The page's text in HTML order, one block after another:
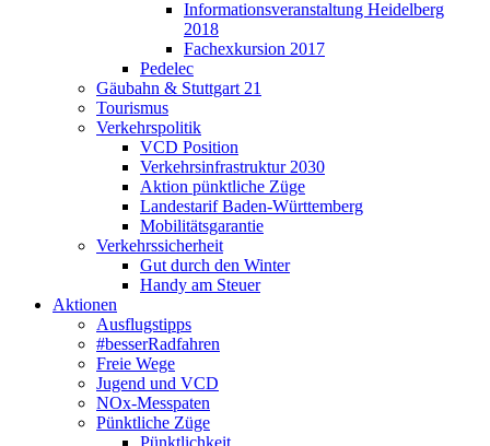
Informationsveranstaltung Heidelberg
2018
Fachexkursion 2017
Pedelec
Gäubahn & Stuttgart 21
Tourismus
Verkehrspolitik
VCD Position
Verkehrsinfrastruktur 2030
Aktion pünktliche Züge
Landestarif Baden-Württemberg
Mobilitätsgarantie
Verkehrssicherheit
Gut durch den Winter
Handy am Steuer
Aktionen
Ausflugstipps
#besserRadfahren
Freie Wege
Jugend und VCD
NOx-Messpaten
Pünktliche Züge
Pünktlichkeit